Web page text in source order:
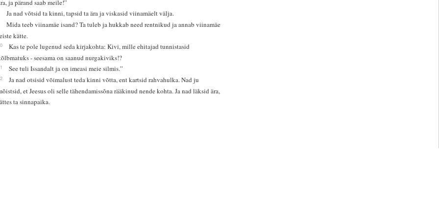
ja pärand saab meile!”
Ja nad võtsid ta kinni, tapsid ta ära ja viskasid viinamäelt välja.
Mida teeb viinamäe isand? Ta tuleb ja hukkab need rentnikud ja annab viinamäe
kätte.
Kas te pole lugenud seda kirjakohta: Kivi, mille ehitajad tunnistasid
- seesama on saanud nurgakiviks!?
See tuli Issandalt ja on imeasi meie silmis.”
Ja nad otsisid võimalust teda kinni võtta, ent kartsid rahvahulka. Nad ju
et Jeesus oli selle tähendamissõna rääkinud nende kohta. Ja nad läksid ära,
ta sinnapaika.